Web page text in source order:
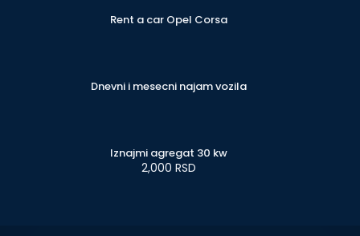
Rent a car Opel Corsa
Dnevni i mesecni najam vozila
Iznajmi agregat 30 kw
2,000 RSD